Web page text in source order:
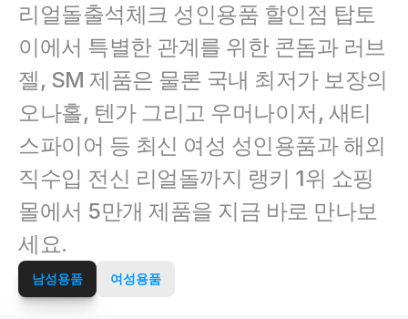
리얼돌출석체크 성인용품 할인점 탑토
이에서 특별한 관계를 위한 콘돔과 러브
젤, SM 제품은 물론 국내 최저가 보장의
오나홀, 텐가 그리고 우머나이저, 새티
스파이어 등 최신 여성 성인용품과 해외
직수입 전신 리얼돌까지 랭키 1위 쇼핑
몰에서 5만개 제품을 지금 바로 만나보
세요.
남성용품 여성용품